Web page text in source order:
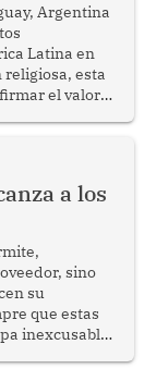
Argentina
Latina en
religiosa, esta
el valor
a los
sino
su
que estas
inexcusable